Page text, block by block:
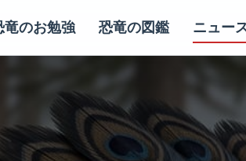
竜のお勉強 恐竜の図鑑 ニュー